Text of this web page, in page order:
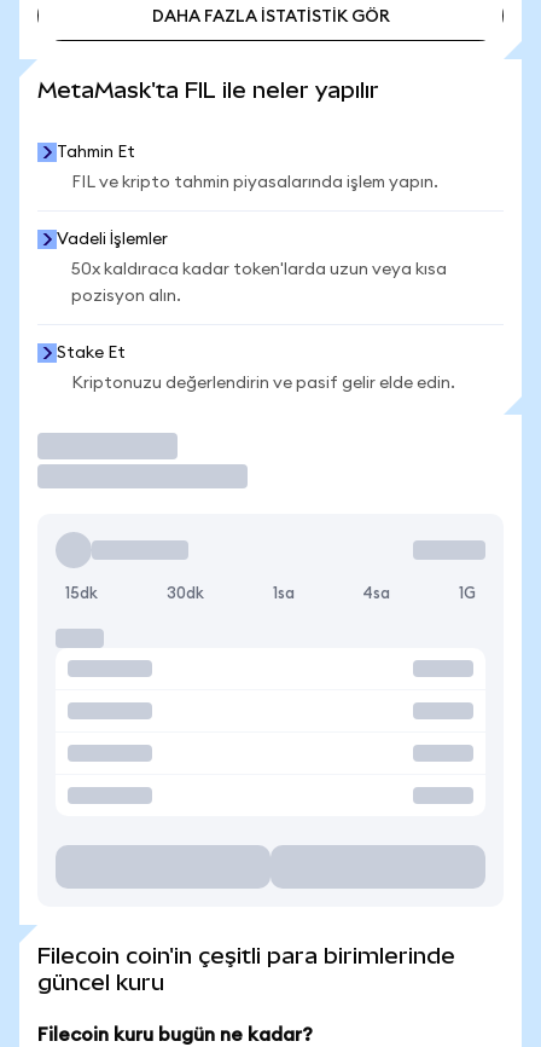
DAHA FAZLA İSTATİSTİK GÖR
MetaMask'ta FIL ile neler yapılır
Tahmin Et
FIL ve kripto tahmin piyasalarında işlem yapın.
Vadeli İşlemler
50x kaldıraca kadar token'larda uzun veya kısa
pozisyon alın.
Stake Et
Kriptonuzu değerlendirin ve pasif gelir elde edin.
15dk 30dk 1sa 4sa 1G
Filecoin coin'in çeşitli para birimlerinde
güncel kuru
Filecoin kuru bugün ne kadar?